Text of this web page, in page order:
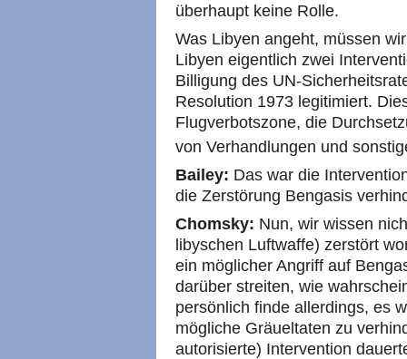
überhaupt keine Rolle.
Was Libyen angeht, müssen
Libyen eigentlich zwei
Billigung des UN-
Resolution 1973 legitimiert.
Flugverbotszone, die
von Verhandlungen und
Bailey: Das war die
die Zerstörung Bengasis
Chomsky: Nun, wir wissen
libyschen Luftwaffe) zerstört
ein möglicher Angriff auf
darüber streiten, wie
persönlich finde allerdings, es
mögliche Gräueltaten zu
autorisierte) Intervention